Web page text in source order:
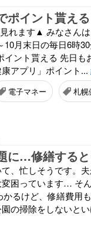
ポイント貰える
れます▲ みなさん
月末日の毎日6時
ント貰える 先日も
アプリ」ポイント...
電子マネー 札幌
、忙しそうです。
困っています… そ
るけど、修繕費用
の掃除をしないと